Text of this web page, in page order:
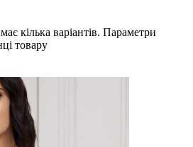
кілька варіантів. Параметри
товару